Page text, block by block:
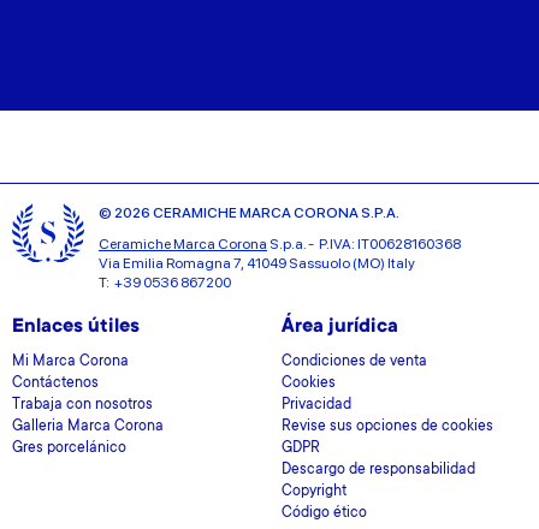
© 2026 CERAMICHE MARCA CORONA S.P.A.
Ceramiche Marca Corona S.p.a. - P.IVA: IT00628160368
Via Emilia Romagna 7, 41049 Sassuolo (MO) Italy
T: +39 0536 867200
Enlaces útiles
Mi Marca Corona
Contáctenos
Trabaja con nosotros
Galleria Marca Corona
Gres porcelánico
Área jurídica
Condiciones de venta
Cookies
Privacidad
Revise sus opciones de cookies
GDPR
Descargo de responsabilidad
Copyright
Código ético